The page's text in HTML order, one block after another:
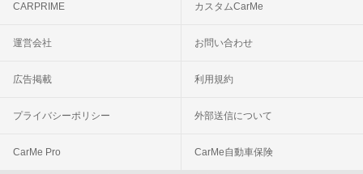
CARPRIME カスタムCarMe
運営会社 お問い合わせ
広告掲載 利用規約
プライバシーポリシー 外部送信について
CarMe Pro CarMe自動車保険